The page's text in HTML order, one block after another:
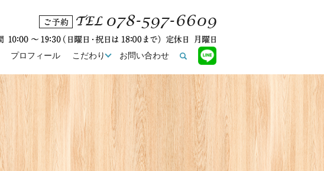
プロフィール こだわり お問い合わせ search